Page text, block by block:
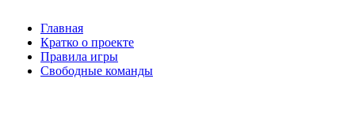
Главная
Кратко о проекте
Правила игры
Свободные команды